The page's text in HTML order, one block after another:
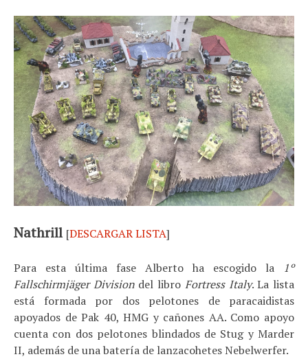
Nathrill [DESCARGAR LISTA]
Para esta última fase Alberto ha escogido la 1º
Fallschirmjäger Division del libro Fortress Italy. La lista
está formada por dos pelotones de paracaidistas
apoyados de Pak 40, HMG y cañones AA. Como apoyo
cuenta con dos pelotones blindados de Stug y Marder
II, además de una batería de lanzacohetes Nebelwerfer.